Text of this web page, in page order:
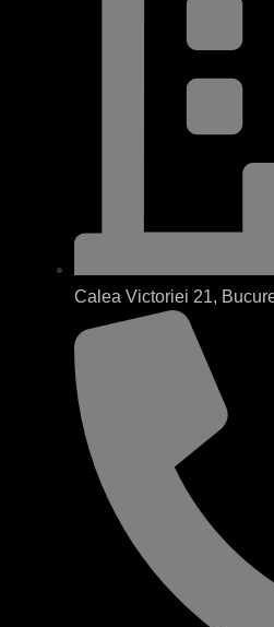
Calea Victoriei 21,